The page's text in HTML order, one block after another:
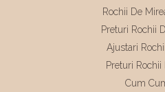
Rochii De
Preturi Rochii
Ajustari
Preturi Rochii
Cum